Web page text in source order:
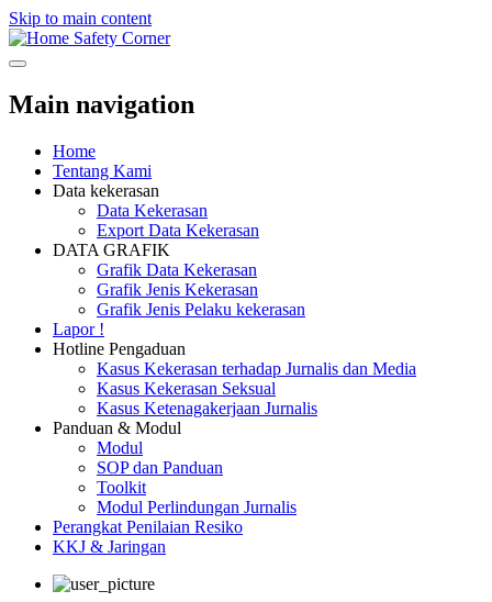
Skip to main content
Safety Corner
Main navigation
Home
Tentang Kami
Data kekerasan
Data Kekerasan
Export Data Kekerasan
DATA GRAFIK
Grafik Data Kekerasan
Grafik Jenis Kekerasan
Grafik Jenis Pelaku kekerasan
Lapor !
Hotline Pengaduan
Kasus Kekerasan terhadap Jurnalis dan Media
Kasus Kekerasan Seksual
Kasus Ketenagakerjaan Jurnalis
Panduan & Modul
Modul
SOP dan Panduan
Toolkit
Modul Perlindungan Jurnalis
Perangkat Penilaian Resiko
KKJ & Jaringan